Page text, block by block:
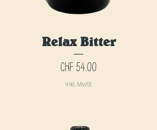
Relax Bitter
Preis
CHF 54.00
inkl. MwSt